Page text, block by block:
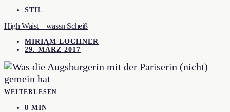
STIL
High Waist – wassn Scheiß
MIRIAM LOCHNER
29. MÄRZ 2017
WEITERLESEN
8 MIN